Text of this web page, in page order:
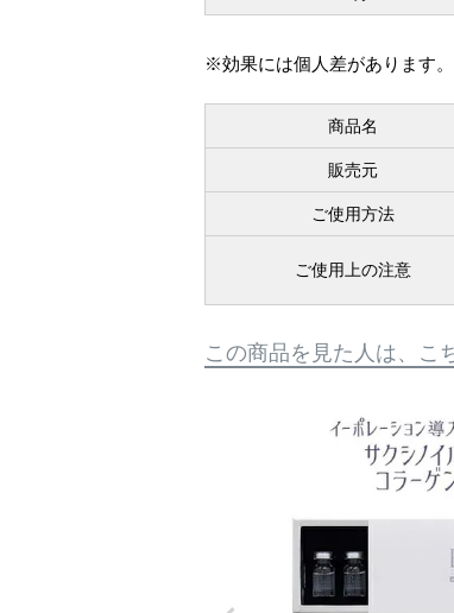
※効果には個人差があります。
商品名
販売元
ご使用方法
ご使用上の注意
この商品を見た人は、こ